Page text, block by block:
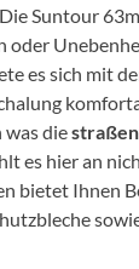
Suntour
oder
es sich mit
die
es hier an
bietet Ihnen